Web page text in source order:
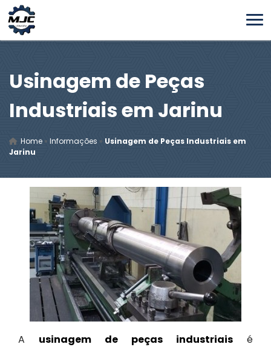
Usinagem de Peças
Industriais em Jarinu
Home » Informações » Usinagem de Peças Industriais em
Jarinu
A usinagem de peças industriais é